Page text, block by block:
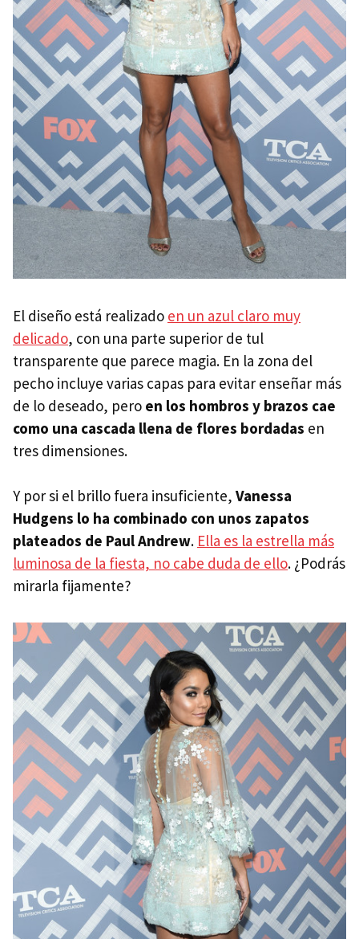
El diseño está realizado en un azul claro muy
delicado, con una parte superior de tul
transparente que parece magia. En la zona del
pecho incluye varias capas para evitar enseñar más
de lo deseado, pero en los hombros y brazos cae
como una cascada llena de flores bordadas en
tres dimensiones.
Y por si el brillo fuera insuficiente, Vanessa
Hudgens lo ha combinado con unos zapatos
plateados de Paul Andrew. Ella es la estrella más
luminosa de la fiesta, no cabe duda de ello. ¿Podrás
mirarla fijamente?